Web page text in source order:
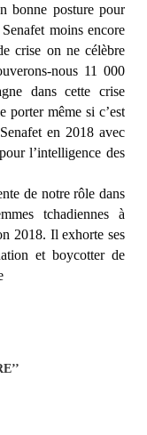
bonne posture pour
moins encore
crise on ne célèbre
nous 11 000
dans cette crise
porter même si c’est
en 2018 avec
l’intelligence des
de notre rôle dans
tchadiennes à
2018. Il exhorte ses
et boycotter de